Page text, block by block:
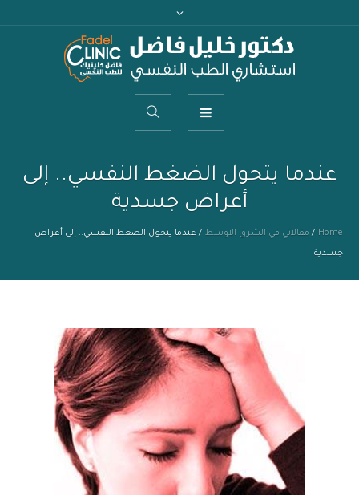
عندما يتحول الضغط النفسي.. إلى
أعراض جسدية
Home
/ مقالاتي في الشرق الاوسط / عندما يتحول الضغط النفسي.. إلى أعراض
جسدية